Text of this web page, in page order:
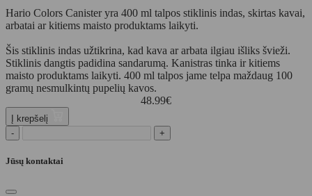
Hario Colors Canister yra 400 ml talpos stiklinis indas, skirtas kavai,
arbatai ar kitiems maisto produktams laikyti.
Šis stiklinis indas užtikrina, kad kava ar arbata ilgiau išliks švieži.
Stiklinis dangtis padidina sandarumą. Kanistras tinka ir kitiems
maisto produktams laikyti. 400 ml talpos jame telpa maždaug 100
gramų nesmulkintų pupelių kavos.
48.99€
Į krepšelį
-
+
Jūsų kontaktai